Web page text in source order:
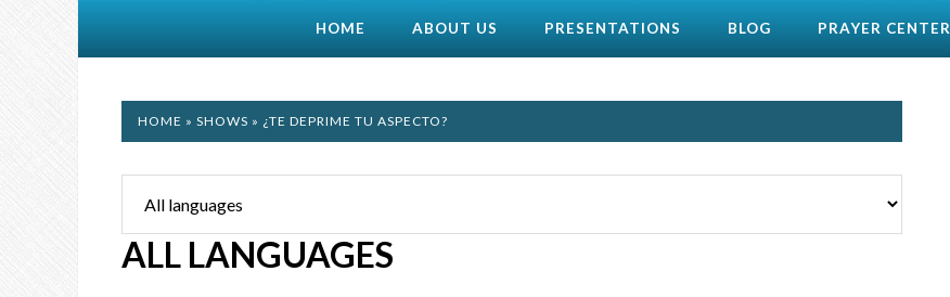
HOME ABOUT US PRESENTATIONS BLOG PRAYER CENTER
HOME » SHOWS » ¿TE DEPRIME TU ASPECTO?
ALL LANGUAGES